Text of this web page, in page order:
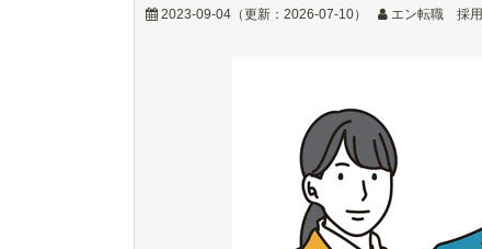
2023-09-04 （更新： 2026-07-10） エン転職 採